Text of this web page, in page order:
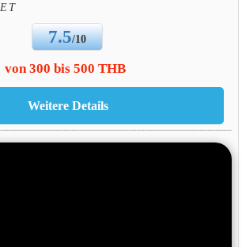
7.5/10
von 300 bis 500 THB